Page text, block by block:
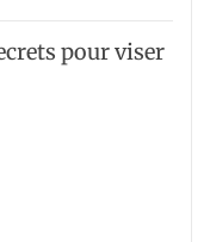
pour viser